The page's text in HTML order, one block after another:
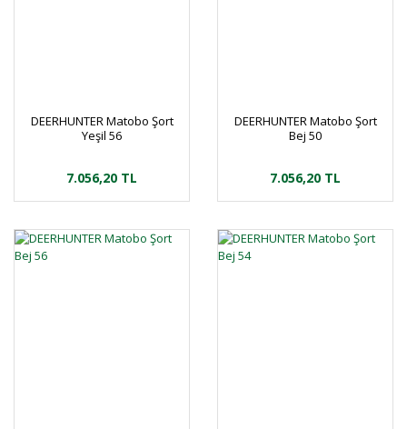
DEERHUNTER Matobo Şort
Yeşil 56
7.056,20 TL
DEERHUNTER Matobo Şort
Bej 50
7.056,20 TL